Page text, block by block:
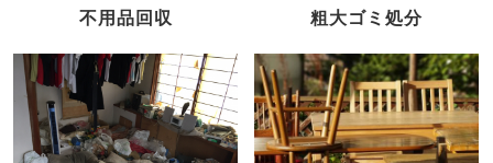
不用品回収 粗大ゴミ処分